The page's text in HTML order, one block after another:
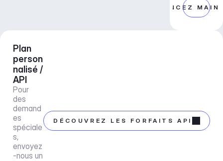
COMMENCEZ
Plan
person
nalisé /
API
Pour
des
demand
es
spéciale
s,
envoyez
-nous un
DÉCOUVREZ LES FORFAITS API